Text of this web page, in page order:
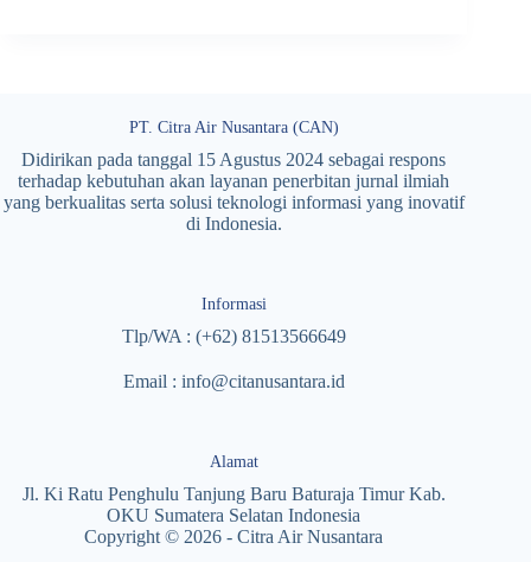
PT. Citra Air Nusantara (CAN)
Didirikan pada tanggal 15 Agustus 2024 sebagai respons
terhadap kebutuhan akan layanan penerbitan jurnal ilmiah
yang berkualitas serta solusi teknologi informasi yang inovatif
di Indonesia.
Informasi
Tlp/WA : (+62) 81513566649
Email : info@citanusantara.id
Alamat
Jl. Ki Ratu Penghulu Tanjung Baru Baturaja Timur Kab.
OKU Sumatera Selatan Indonesia
Copyright © 2026 - Citra Air Nusantara